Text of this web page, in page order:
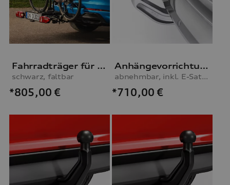
Fahrradträger für die Anhängevorrichtung
schwarz, faltbar
*805,00 €
Anhängevorrichtung
abnehmbar, inkl. E-Satz, für Fahrzeuge ohne Vorbereitung für AHV
*710,00 €